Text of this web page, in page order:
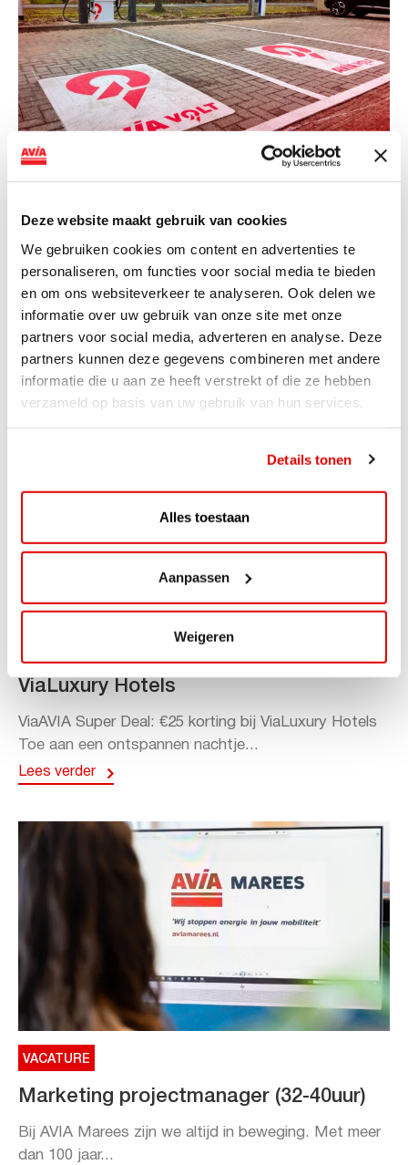
Deze website maakt gebruik van cookies
We gebruiken cookies om content en advertenties te
personaliseren, om functies voor social media te bieden
en om ons websiteverkeer te analyseren. Ook delen we
informatie over uw gebruik van onze site met onze
partners voor social media, adverteren en analyse. Deze
partners kunnen deze gegevens combineren met andere
informatie die u aan ze heeft verstrekt of die ze hebben
verzameld op basis van uw gebruik van hun services.
Details tonen
Alles toestaan
Aanpassen
Weigeren
NIEUWS
landelijke uitrol van DC-
snellaadinfrastructuur
AVIA VOLT en Fletcher Hotels starten landelijke uitrol
van DC-snellaadinfrastructuur AVIA VOLT en...
Lees verder
ViaAVIA Super Deal: 20% korting bij
ViaLuxury Hotels
ViaAVIA Super Deal: €25 korting bij ViaLuxury Hotels
Toe aan een ontspannen nachtje...
Lees verder
VACATURE
Marketing projectmanager (32-40uur)
Bij AVIA Marees zijn we altijd in beweging. Met meer
dan 100 jaar...